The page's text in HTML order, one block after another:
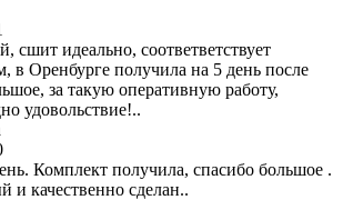
сшит идеально, соответветствует
в Оренбурге получила на 5 день после
за такую оперативную работу,
удовольствие!..
Комплект получила, спасибо большое .
и качественно сделан..